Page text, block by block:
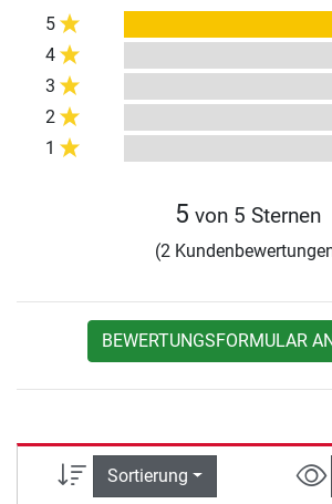
5
4
3
2
1
5 von 5 Sternen
(2
BEWERTUNGSFORMULAR
Sortierung